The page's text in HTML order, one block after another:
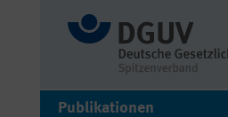
Publikationen